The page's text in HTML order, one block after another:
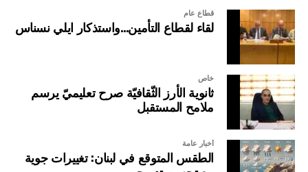
قطاع عام
لقاء لقطاع التأمين…واستذكار ايلي نسناس
خاص
ثانوية الأرز الثّقافيّة صرح تعليميّ يرسم
ملامح المستقبل
أخبار عامة
الطقس المتوقع في لبنان: تغييرات جوية